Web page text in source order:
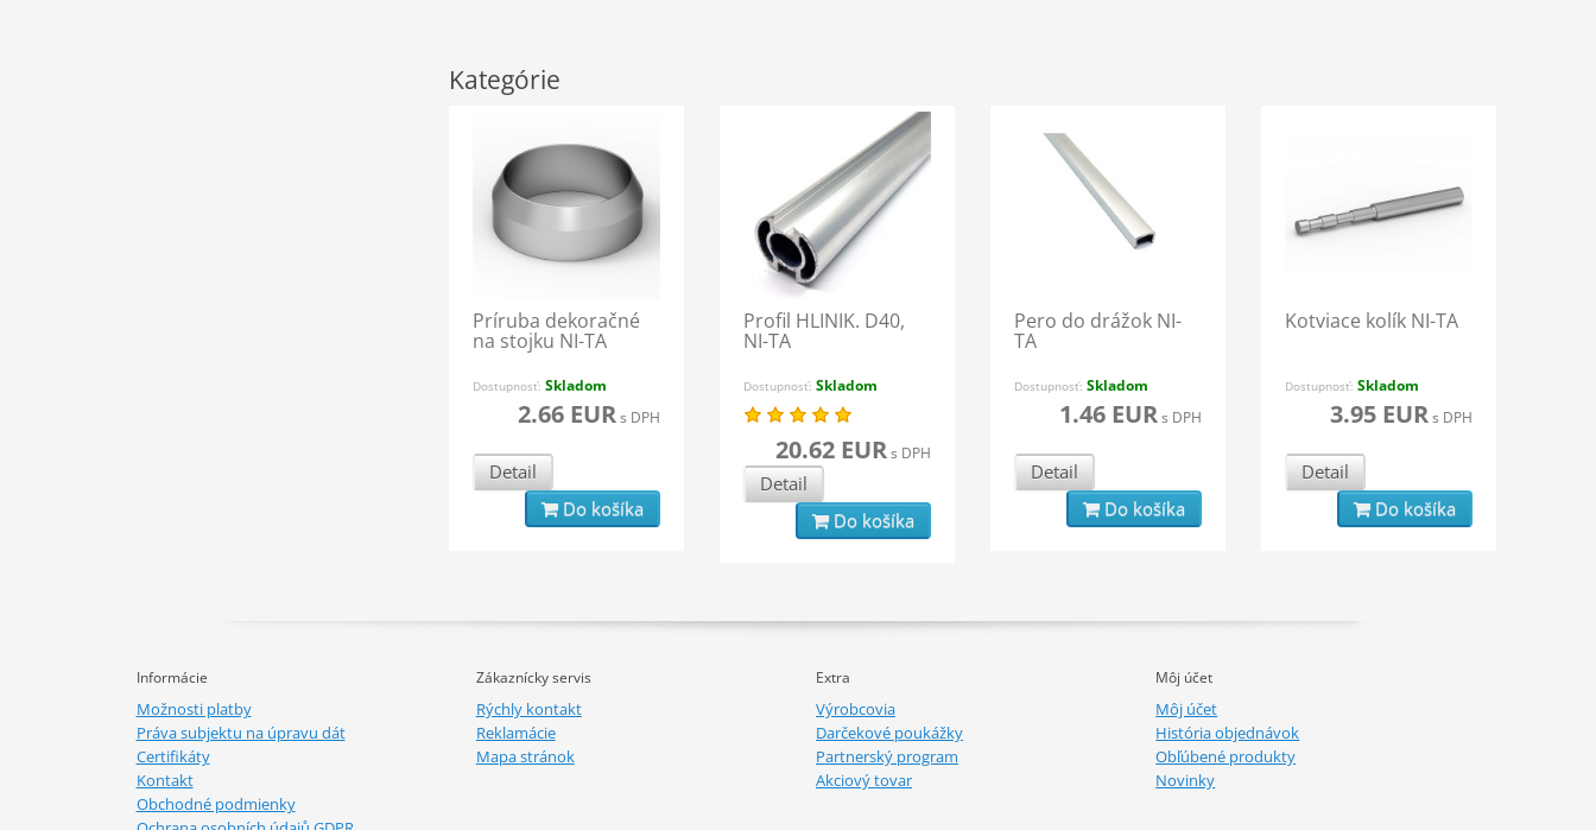
Kategórie
Príruba dekoračné
na stojku NI-TA
Dostupnosť:Skladom
2.66 EURs DPH
Detail
Do košíka
Profil HLINIK. D40,
NI-TA
Dostupnosť:Skladom
20.62 EURs DPH
Detail
Do košíka
Pero do drážok NI-
TA
Dostupnosť: Skladom
1.46 EURs DPH
Detail
Do košíka
Kotviace kolík NI-TA
Dostupnosť: Skladom
3.95 EURs DPH
Detail
Do košíka
Informácie
Možnosti platby
Práva subjektu na úpravu dát
Certifikáty
Kontakt
Obchodné podmienky
Zákaznícky servis
Rýchly kontakt
Reklamácie
Mapa stránok
Extra
Výrobcovia
Darčekové poukážky
Partnerský program
Akciový tovar
Môj účet
Môj účet
História objednávok
Obľúbené produkty
Novinky